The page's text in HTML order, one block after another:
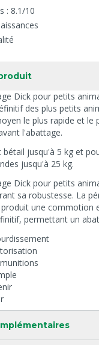
: 8.1/10
Dick pour petits
des plus petits
le plus rapide et le
l'abattage.
jusqu'à 5 kg et
jusqu'à 25 kg.
Dick pour petits
sa robustesse. La
une commotion
permettant un